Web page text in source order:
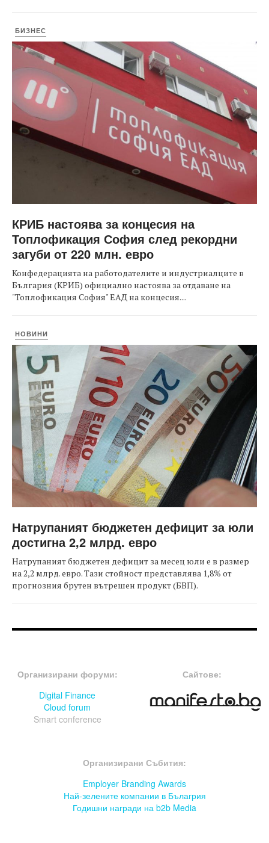
БИЗНЕС
КРИБ настоява за концесия на
Топлофикация София след рекордни
загуби от 220 млн. евро
Конфедерацията на работодателите и индустриалците в
България (КРИБ) официално настоява за отдаване на
"Топлофикация София" ЕАД на концесия....
НОВИНИ
Натрупаният бюджетен дефицит за юли
достигна 2,2 млрд. евро
Натрупаният бюджетен дефицит за месец юли е в размер
на 2,2 млрд. евро. Тази стойност представлява 1,8% от
прогнозния брутен вътрешен продукт (БВП).
Организирани форуми:
Digital Finance
Cloud forum
Smart conference
Сайтове:
Организирани Събития:
Employer Branding Awards
Най-зелените компании в Бълагрия
Годишни награди на b2b Media